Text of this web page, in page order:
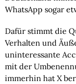
WhatsApp sogar
Dafür stimmt die
Verhalten und
uninteressante
mit der
immerhin hat X